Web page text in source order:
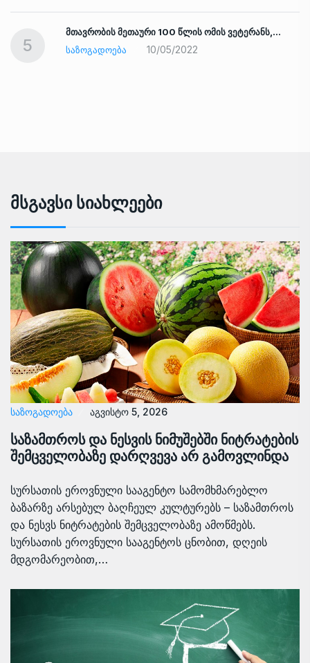
5
მთავრობის მეთაური 100 წლის ომის ვეტერანს,…
ᲡᲐᲖᲝᲒᲐᲓᲝᲔᲑᲐ
10/05/2022
Მსგავსი Სიახლეები
ᲡᲐᲖᲝᲒᲐᲓᲝᲔᲑᲐ აგვისტო 5, 2026
საზამთროს და ნესვის ნიმუშებში ნიტრატების
შემცველობაზე დარღვევა არ გამოვლინდა
სურსათის ეროვნული სააგენტო სამომხმარებლო
ბაზარზე არსებულ ბაღჩეულ კულტურებს – საზამთროს
და ნესვს ნიტრატების შემცველობაზე ამოწმებს.
სურსათის ეროვნული სააგენტოს ცნობით, დღეის
მდგომარეობით,…